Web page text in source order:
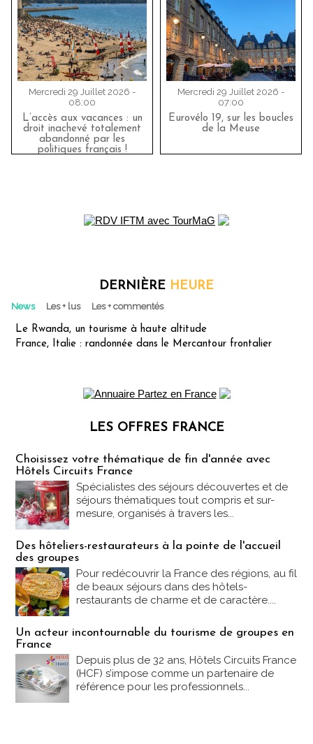
Mercredi 29 Juillet 2026 -
08:00
L’accès aux vacances : un
droit inachevé totalement
abandonné par les
politiques français !
Mercredi 29 Juillet 2026 -
07:00
Eurovélo 19, sur les boucles
de la Meuse
DERNIÈRE HEURE
News Les + lus Les + commentés
Le Rwanda, un tourisme à haute altitude
France, Italie : randonnée dans le Mercantour frontalier
LES OFFRES FRANCE
Choisissez votre thématique de fin d'année avec
Hôtels Circuits France
Spécialistes des séjours découvertes et de
séjours thématiques tout compris et sur-
mesure, organisés à travers les...
Des hôteliers-restaurateurs à la pointe de l'accueil
des groupes
Pour redécouvrir la France des régions, au fil
de beaux séjours dans des hôtels-
restaurants de charme et de caractère....
Un acteur incontournable du tourisme de groupes en
France
Depuis plus de 32 ans, Hôtels Circuits France
(HCF) s’impose comme un partenaire de
référence pour les professionnels...